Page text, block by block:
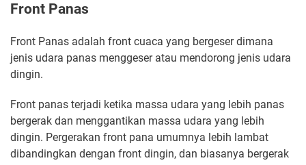
Front Panas
Front Panas adalah front cuaca yang bergeser dimana
jenis udara panas menggeser atau mendorong jenis udara
dingin.
Front panas terjadi ketika massa udara yang lebih panas
bergerak dan menggantikan massa udara yang lebih
dingin. Pergerakan front pana umumnya lebih lambat
dibandingkan dengan front dingin, dan biasanya bergerak